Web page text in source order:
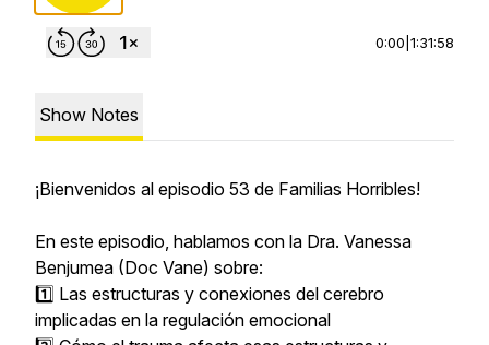
0:00 1:31:58
Show Notes
¡Bienvenidos al episodio 53 de Familias Horribles!
En este episodio, hablamos con la Dra. Vanessa
Benjumea (Doc Vane) sobre:
1️⃣ Las estructuras y conexiones del cerebro
implicadas en la regulación emocional